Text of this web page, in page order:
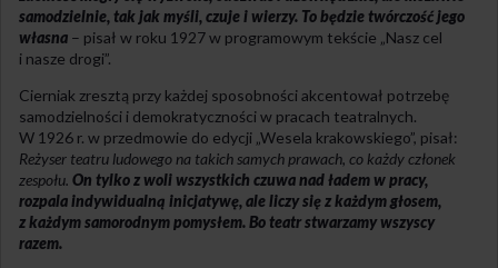
samodzielnie, tak jak myśli, czuje i wierzy. To będzie twórczość jego
własna – pisał w roku 1927 w programowym tekście „Nasz cel
i nasze drogi”.
Cierniak zresztą przy każdej sposobności akcentował potrzebę
samodzielności i demokratyczności w pracach teatralnych.
W 1926 r. w przedmowie do edycji „Wesela krakowskiego”, pisał:
Reżyser teatru ludowego na takich samych prawach, co każdy członek
zespołu. On tylko z woli wszystkich czuwa nad ładem w pracy,
rozpala indywidualną inicjatywę, ale liczy się z każdym głosem,
z każdym samorodnym pomysłem. Bo teatr stwarzamy wszyscy
razem.